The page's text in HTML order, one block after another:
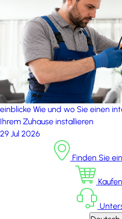
einblicke Wie und wo Sie einen
Ihrem Zuhause installieren
29 Jul 2026
Finden Sie